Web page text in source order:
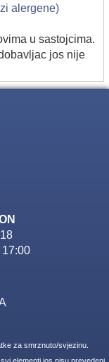
alergene)
u sastojcima.
jos nije
za smrznuto/svjezinu.